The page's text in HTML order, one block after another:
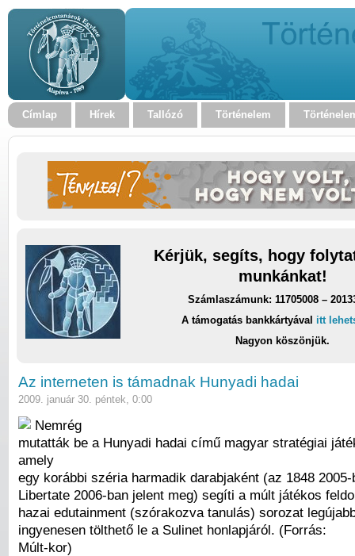
Címlap Hírek Tallózó Történelem
Kérjük, segíts, hogy
munkánkat!
Számlaszámunk: 11705008 –
A támogatás bankkártyával itt
Nagyon köszönjük.
Az interneten is támadnak Hunyadi hadai
2009. január 30. péntek, 0:00
Nemrég
mutatták be a Hunyadi hadai című magyar stratégiai
amely
egy korábbi széria harmadik darabjaként (az 1848
Libertate 2006-ban jelent meg) segíti a múlt játékos
hazai edutainment (szórakozva tanulás) sorozat
ingyenesen tölthető le a Sulinet honlapjáról. (Forrás:
Múlt-kor)